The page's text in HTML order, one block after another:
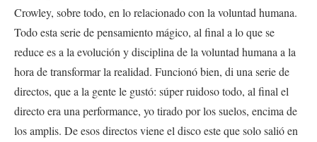
Crowley, sobre todo, en lo relacionado con la voluntad humana.
Todo esta serie de pensamiento mágico, al final a lo que se
reduce es a la evolución y disciplina de la voluntad humana a la
hora de transformar la realidad. Funcionó bien, di una serie de
directos, que a la gente le gustó: súper ruidoso todo, al final el
directo era una performance, yo tirado por los suelos, encima de
los amplis. De esos directos viene el disco este que solo salió en